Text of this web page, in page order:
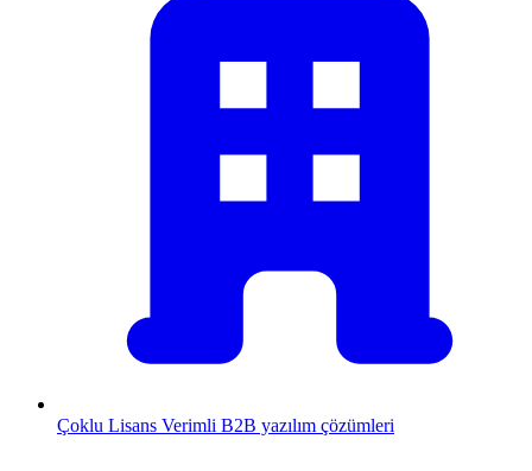
Çoklu Lisans Verimli B2B yazılım çözümleri